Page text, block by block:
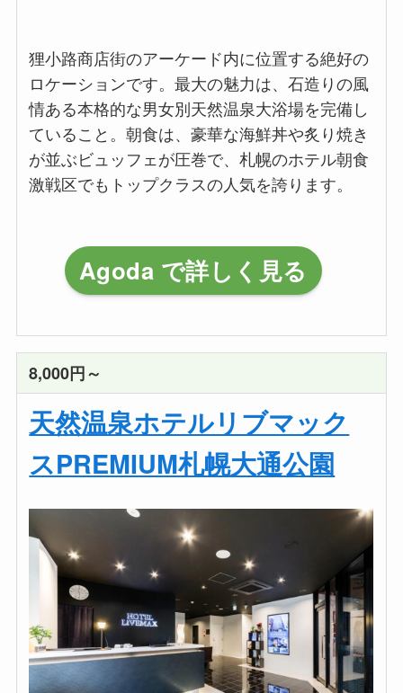
狸小路商店街のアーケード内に位置する絶好の
ロケーションです。最大の魅力は、石造りの風
情ある本格的な男女別天然温泉大浴場を完備し
ていること。朝食は、豪華な海鮮丼や炙り焼き
が並ぶビュッフェが圧巻で、札幌のホテル朝食
激戦区でもトップクラスの人気を誇ります。
Agoda で詳しく見る
8,000円～
天然温泉ホテルリブマック
スPREMIUM札幌大通公園